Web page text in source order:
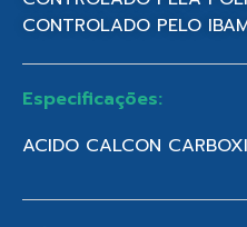
CONTROLADO PELO
Especificações:
ACIDO CALCON